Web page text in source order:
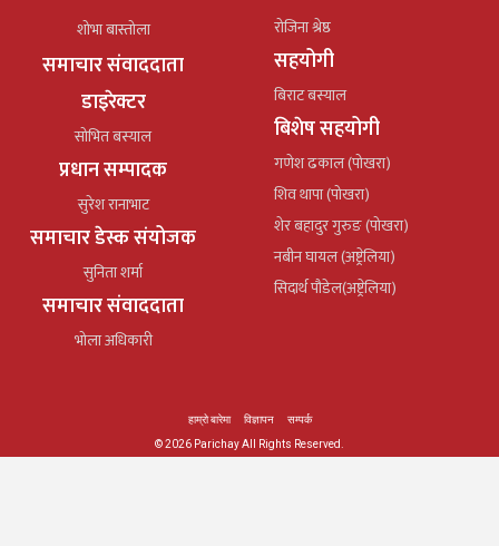
शोभा बास्तोला
समाचार संवाददाता
डाइरेक्टर
सोभित बस्याल
प्रधान सम्पादक
सुरेश रानाभाट
समाचार डेस्क संयोजक
सुनिता शर्मा
समाचार संवाददाता
भोला अधिकारी
रोजिना श्रेष्ठ
सहयोगी
बिराट बस्याल
बिशेष सहयोगी
गणेश ढकाल (पोखरा)
शिव थापा (पोखरा)
शेर बहादुर गुरुङ (पोखरा)
नबीन घायल (अष्ट्रेलिया)
सिदार्थ पौडेल(अष्ट्रेलिया)
हाम्रो बारेमा विज्ञापन
सम्पर्क
© 2026 Parichay All Rights Reserved.